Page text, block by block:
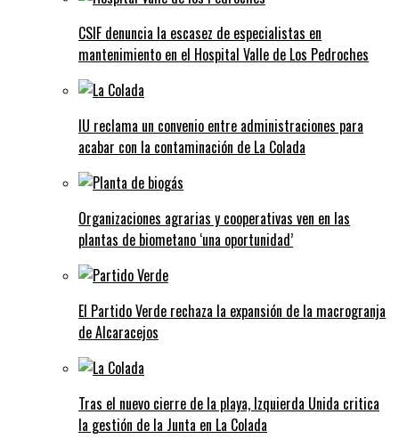
CSIF denuncia la escasez de especialistas en
mantenimiento en el Hospital Valle de Los Pedroches
IU reclama un convenio entre administraciones para
acabar con la contaminación de La Colada
Organizaciones agrarias y cooperativas ven en las
plantas de biometano ‘una oportunidad’
El Partido Verde rechaza la expansión de la macrogranja
de Alcaracejos
Tras el nuevo cierre de la playa, Izquierda Unida critica
la gestión de la Junta en La Colada